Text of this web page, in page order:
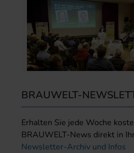
BRAUWELT-
Erhalten Sie jede Woche
BRAUWELT-News direkt in
Newsletter-Archiv und Infos